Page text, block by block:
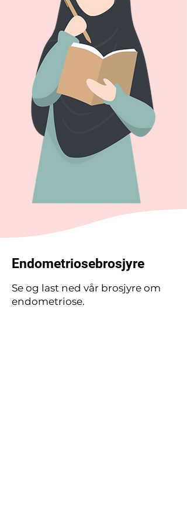
Endometriosebrosjyre
Se og last ned vår brosjyre om
endometriose.